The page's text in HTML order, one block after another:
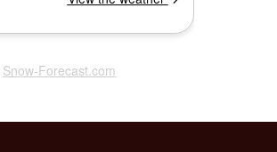
Snow-Forecast.com